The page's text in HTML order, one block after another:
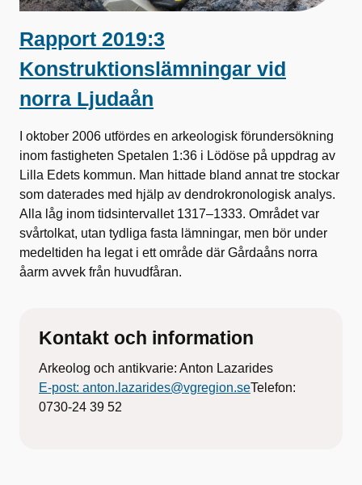
Rapport 2019:3
Konstruktionslämningar vid
norra Ljudaån
I oktober 2006 utfördes en arkeologisk förundersökning
inom fastigheten Spetalen 1:36 i Lödöse på uppdrag av
Lilla Edets kommun. Man hittade bland annat tre stockar
som daterades med hjälp av dendrokronologisk analys.
Alla låg inom tidsintervallet 1317–1333. Området var
svårtolkat, utan tydliga fasta lämningar, men bör under
medeltiden ha legat i ett område där Gårdaåns norra
åarm avvek från huvudfåran.
Kontakt och information
Arkeolog och antikvarie: Anton Lazarides
E-post: anton.lazarides@vgregion.seTelefon:
0730-24 39 52